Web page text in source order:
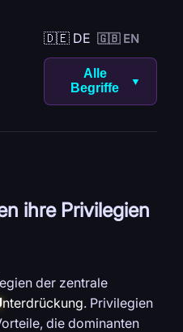
🇩🇪 DE 🇬🇧 EN
Alle
Begriffe
▼
ihre Privilegien
der zentrale
nterdrückung. Privilegien
die dominanten